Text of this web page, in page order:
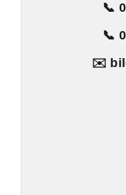
📞
📞
✉️